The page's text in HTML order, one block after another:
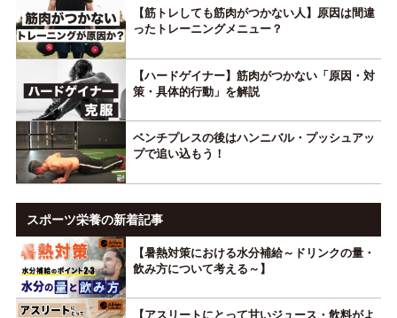
【筋トレしても筋肉がつかない人】原因は間違
ったトレーニングメニュー？
【ハードゲイナー】筋肉がつかない「原因・対
策・具体的行動」を解説
ベンチプレスの後はハンニバル・プッシュアッ
プで追い込もう！
スポーツ栄養の新着記事
【暑熱対策における水分補給～ドリンクの量・
飲み方について考える～】
【アスリートにとって甘いジュース・飲料がよ